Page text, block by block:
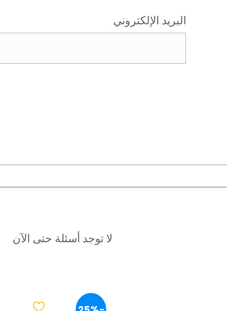
البريد الإلكتروني
لا توجد أسئلة حتى الآن